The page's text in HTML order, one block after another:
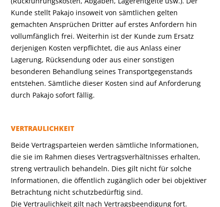
Kunde stellt Pakajo insoweit von sämtlichen gelten
gemachten Ansprüchen Dritter auf erstes Anfordern hin
vollumfänglich frei. Weiterhin ist der Kunde zum Ersatz
derjenigen Kosten verpflichtet, die aus Anlass einer
Lagerung, Rücksendung oder aus einer sonstigen
besonderen Behandlung seines Transportgegenstands
entstehen. Sämtliche dieser Kosten sind auf Anforderung
durch Pakajo sofort fällig.
VERTRAULICHKEIT
Beide Vertragsparteien werden sämtliche Informationen,
die sie im Rahmen dieses Vertragsverhältnisses erhalten,
streng vertraulich behandeln. Dies gilt nicht für solche
Informationen, die öffentlich zugänglich oder bei objektiver
Betrachtung nicht schutzbedürftig sind.
Die Vertraulichkeit gilt nach Vertragsbeendigung fort.